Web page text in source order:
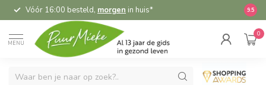
Vóór 16:00 besteld, morgen in huis* 9.5
MENU
0